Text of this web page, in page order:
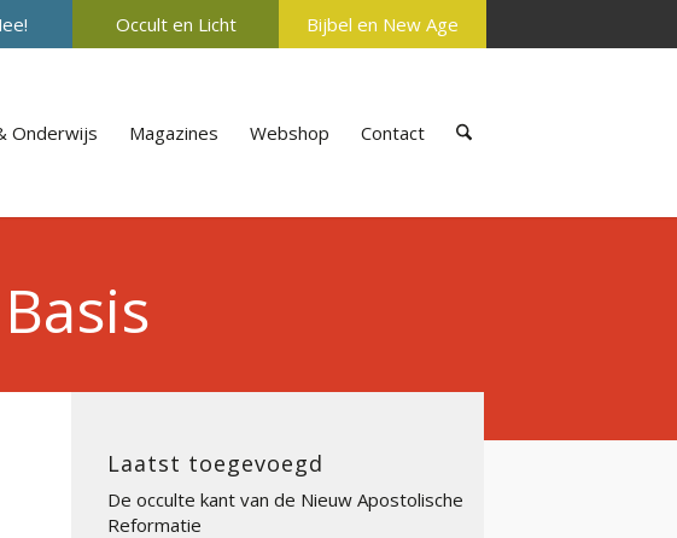
Occult en Licht Bijbel en New Age
Onderwijs Magazines Webshop Contact
Laatst toegevoegd
De occulte kant van de Nieuw Apostolische
Reformatie